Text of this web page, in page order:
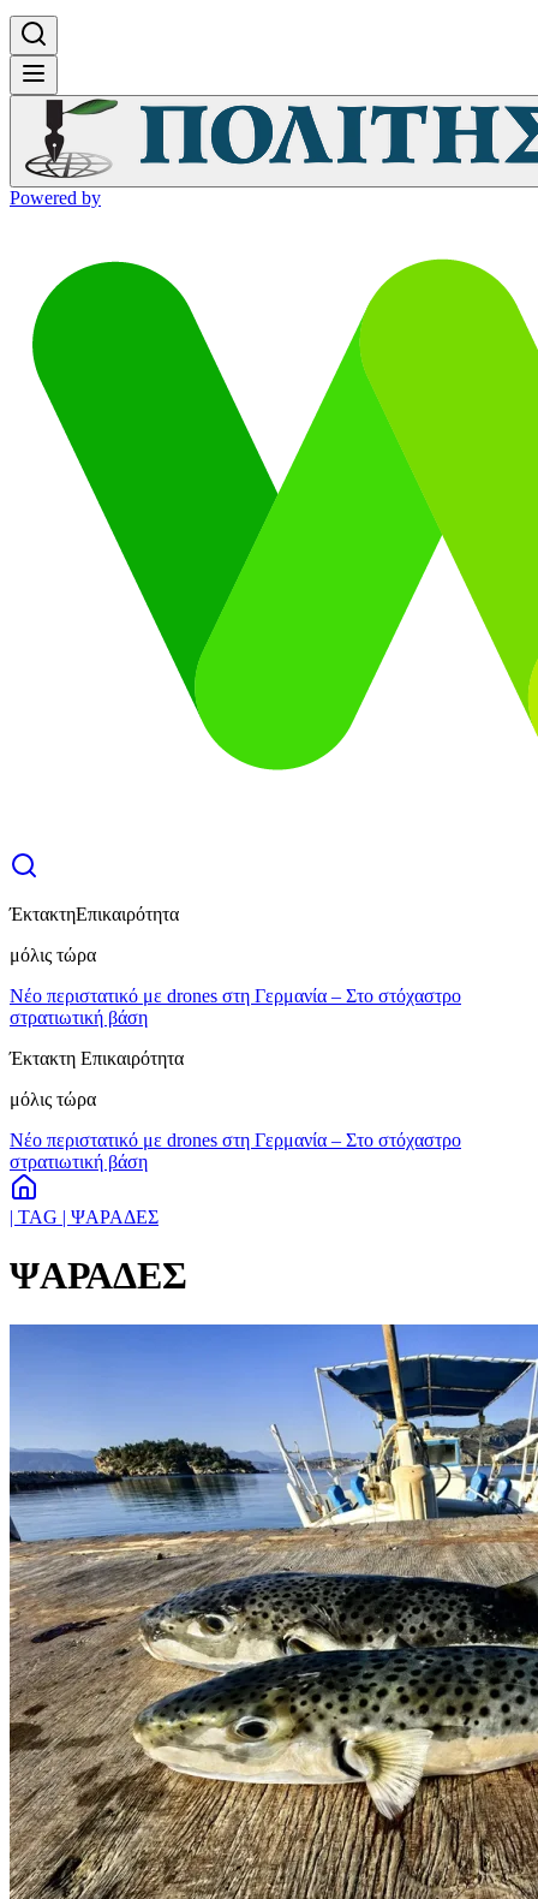
Powered by
ΈκτακτηΕπικαιρότητα
μόλις τώρα
Νέο περιστατικό με drones στη Γερμανία – Στο στόχαστρο
στρατιωτική βάση
Έκτακτη Επικαιρότητα
μόλις τώρα
Νέο περιστατικό με drones στη Γερμανία – Στο στόχαστρο
στρατιωτική βάση
| TAG | ΨΑΡΑΔΕΣ
ΨΑΡΑΔΕΣ